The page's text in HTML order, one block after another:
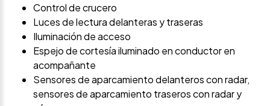
Control de crucero
Luces de lectura delanteras y traseras
Iluminación de acceso
Espejo de cortesía iluminado en conductor en
acompañante
Sensores de aparcamiento delanteros con radar,
sensores de aparcamiento traseros con radar y